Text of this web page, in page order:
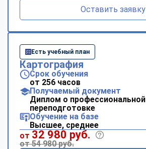
Оставить заявку
Есть учебный план
Картография
Срок обучения
от 256 часов
Получаемый документ
Диплом о профессиональной
переподготовке
Обучение на базе
Высшее, среднее
от 32 980 руб.
от 54 980 руб.